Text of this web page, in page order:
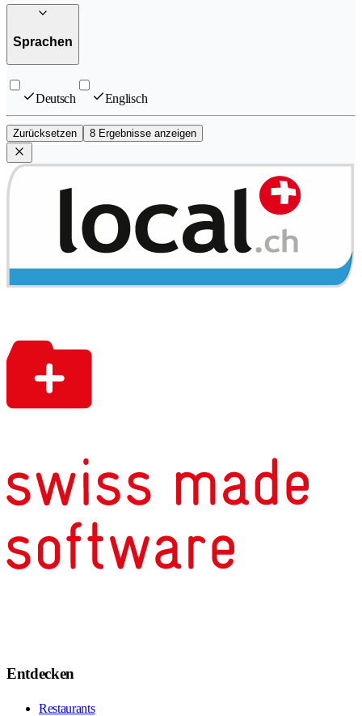
Sprachen
Deutsch Englisch
Zurücksetzen 8 Ergebnisse anzeigen
Entdecken
Restaurants